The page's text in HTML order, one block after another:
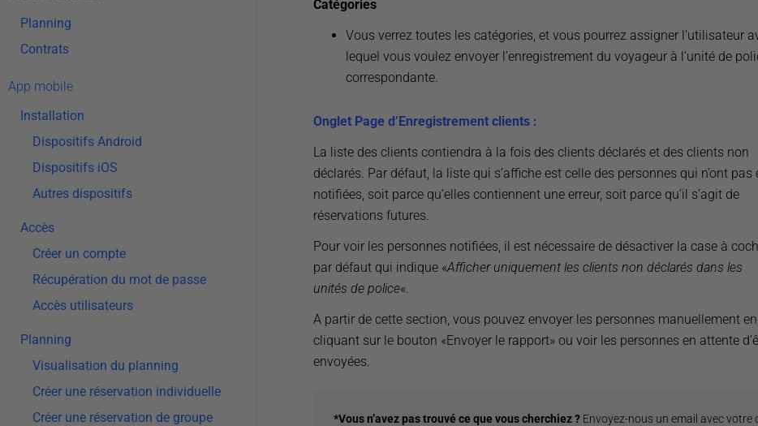
Planning
Contrats
App mobile
Installation
Dispositifs Android
Dispositifs iOS
Autres dispositifs
Accès
Créer un compte
Récupération du mot de passe
Accès utilisateurs
Planning
Visualisation du planning
Créer une réservation individuelle
Créer une réservation de groupe
Catégories
Vous verrez toutes les catégories, et vous pourrez assigner l’utilisateur
lequel vous voulez envoyer l’enregistrement du voyageur à l’unité de
correspondante.
Onglet Page d’Enregistrement clients :
La liste des clients contiendra à la fois des clients déclarés et des clients non
déclarés. Par défaut, la liste qui s’affiche est celle des personnes qui n’ont pas
notifiées, soit parce qu’elles contiennent une erreur, soit parce qu’il s’agit de
réservations futures.
Pour voir les personnes notifiées, il est nécessaire de désactiver la case à
par défaut qui indique «Afficher uniquement les clients non déclarés dans les
unités de police«.
A partir de cette section, vous pouvez envoyer les personnes manuellement en
cliquant sur le bouton «Envoyer le rapport» ou voir les personnes en attente
envoyées.
*Vous n’avez pas trouvé ce que vous cherchiez ? Envoyez-nous un email avec votre